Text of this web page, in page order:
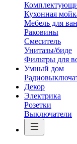
Кухонная
Мебель для
Раковины
Смеситель
Унитазы/биде
Фильтры для
Умный дом
Декор
Электрика
Розетки
Выключатели